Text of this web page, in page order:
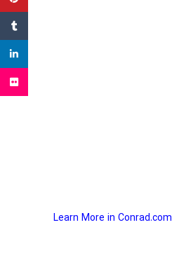
Learn More in Conrad.com
Flickr